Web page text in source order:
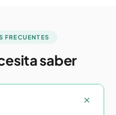
FRECUENTES
saber